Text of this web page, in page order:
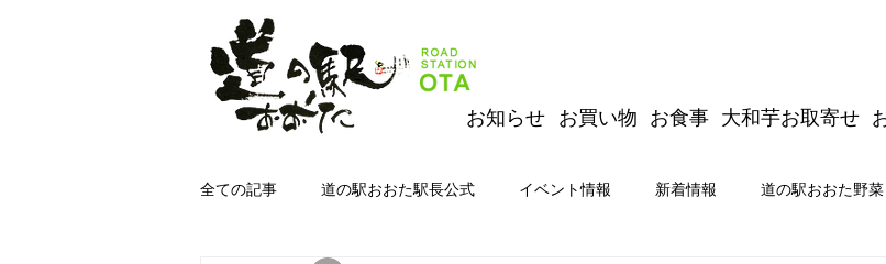
お知らせ お買い物 お食事 大和芋お取寄せ
全ての記事 道の駅おおた駅長公式 イベント情報 新着情報 道の駅おおた野菜